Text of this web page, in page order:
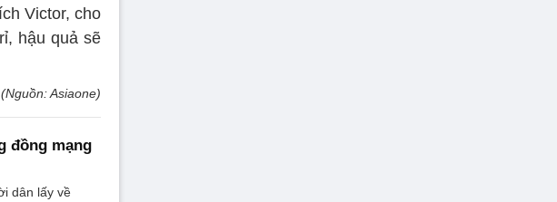
Victor, cho
hậu quả sẽ
(Nguồn: Asiaone)
đồng mạng
dân lấy về